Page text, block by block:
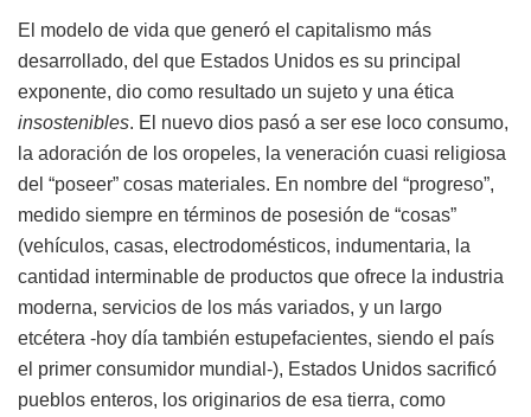
El modelo de vida que generó el capitalismo más
desarrollado, del que Estados Unidos es su principal
exponente, dio como resultado un sujeto y una ética
insostenibles. El nuevo dios pasó a ser ese loco consumo,
la adoración de los oropeles, la veneración cuasi religiosa
del “poseer” cosas materiales. En nombre del “progreso”,
medido siempre en términos de posesión de “cosas”
(vehículos, casas, electrodomésticos, indumentaria, la
cantidad interminable de productos que ofrece la industria
moderna, servicios de los más variados, y un largo
etcétera -hoy día también estupefacientes, siendo el país
el primer consumidor mundial-), Estados Unidos sacrificó
pueblos enteros, los originarios de esa tierra, como